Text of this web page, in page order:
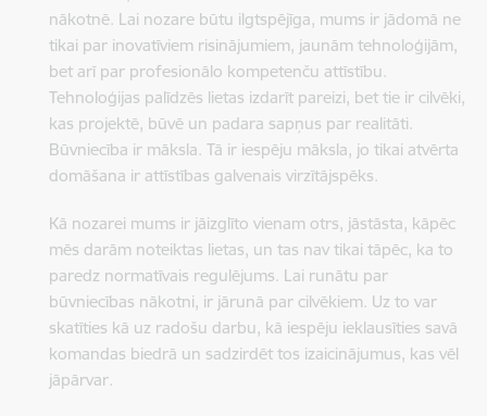
nākotnē. Lai nozare būtu ilgtspējīga, mums ir jādomā ne
tikai par inovatīviem risinājumiem, jaunām tehnoloģijām,
bet arī par profesionālo kompetenču attīstību.
Tehnoloģijas palīdzēs lietas izdarīt pareizi, bet tie ir cilvēki,
kas projektē, būvē un padara sapņus par realitāti.
Būvniecība ir māksla. Tā ir iespēju māksla, jo tikai atvērta
domāšana ir attīstības galvenais virzītājspēks.
Kā nozarei mums ir jāizglīto vienam otrs, jāstāsta, kāpēc
mēs darām noteiktas lietas, un tas nav tikai tāpēc, ka to
paredz normatīvais regulējums. Lai runātu par
būvniecības nākotni, ir jārunā par cilvēkiem. Uz to var
skatīties kā uz radošu darbu, kā iespēju ieklausīties savā
komandas biedrā un sadzirdēt tos izaicinājumus, kas vēl
jāpārvar.